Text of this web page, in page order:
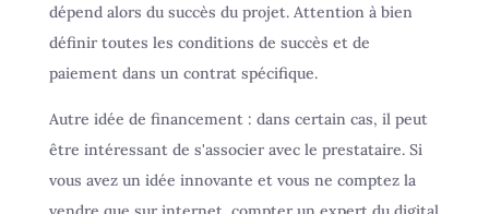
dépend alors du succès du projet. Attention à bien
définir toutes les conditions de succès et de
paiement dans un contrat spécifique.
Autre idée de financement : dans certain cas, il peut
être intéressant de s'associer avec le prestataire. Si
vous avez un idée innovante et vous ne comptez la